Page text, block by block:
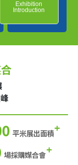
Exhibition
Introduction
平米展出面積+
場採購媒合會+